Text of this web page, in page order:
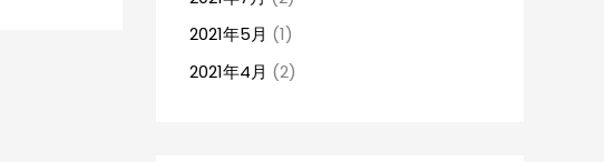
2021年5月 (1)
2021年4月 (2)